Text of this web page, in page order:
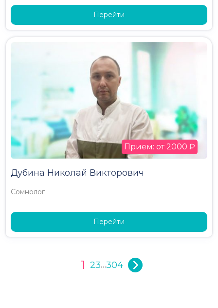
Перейти
Дубина Николай Викторович
Сомнолог
Прием: от 2000 ₽
Перейти
1 23…304